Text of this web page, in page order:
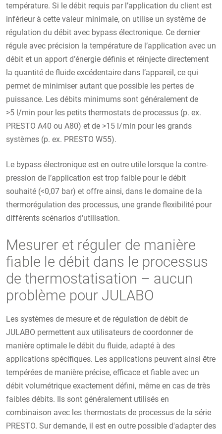
température. Si le débit requis par l’application du client est
inférieur à cette valeur minimale, on utilise un système de
régulation du débit avec bypass électronique. Ce dernier
régule avec précision la température de l’application avec un
débit et un apport d’énergie définis et réinjecte directement
la quantité de fluide excédentaire dans l’appareil, ce qui
permet de minimiser autant que possible les pertes de
puissance. Les débits minimums sont généralement de
>5 l/min pour les petits thermostats de processus (p. ex.
PRESTO A40 ou A80) et de >15 l/min pour les grands
systèmes (p. ex. PRESTO W55).
Le bypass électronique est en outre utile lorsque la contre-
pression de l’application est trop faible pour le débit
souhaité (<0,07 bar) et offre ainsi, dans le domaine de la
thermorégulation des processus, une grande flexibilité pour
différents scénarios d'utilisation.
Mesurer et réguler de manière
fiable le débit dans le processus
de thermostatisation – aucun
problème pour JULABO
Les systèmes de mesure et de régulation de débit de
JULABO permettent aux utilisateurs de coordonner de
manière optimale le débit du fluide, adapté à des
applications spécifiques. Les applications peuvent ainsi être
tempérées de manière précise, efficace et fiable avec un
débit volumétrique exactement défini, même en cas de très
faibles débits. Ils sont généralement utilisés en
combinaison avec les thermostats de processus de la série
PRESTO. Sur demande, il est en outre possible d'adapter des